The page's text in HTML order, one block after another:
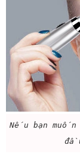
Nếu bạn